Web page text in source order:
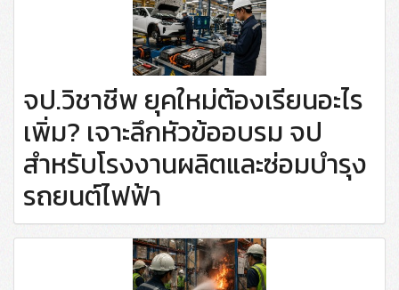
จป.วิชาชีพ ยุคใหม่ต้องเรียนอะไร
เพิ่ม? เจาะลึกหัวข้ออบรม จป
สำหรับโรงงานผลิตและซ่อมบำรุง
รถยนต์ไฟฟ้า